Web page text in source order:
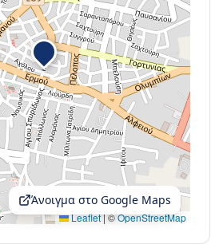
Leaflet|©OpenStreetMap
Άνοιγμα στο Google Maps